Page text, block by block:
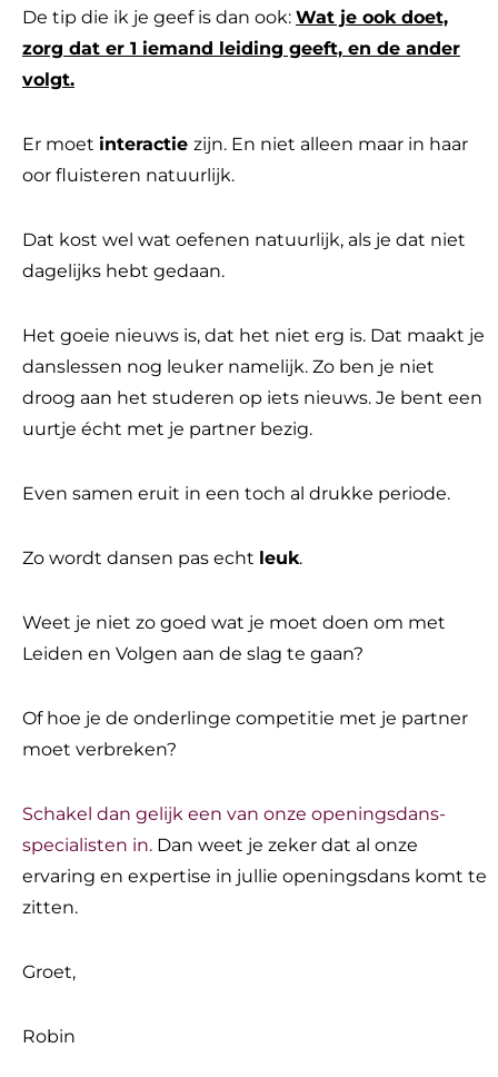
De tip die ik je geef is dan ook: Wat je ook doet,
zorg dat er 1 iemand leiding geeft, en de ander
volgt.
Er moet interactie zijn. En niet alleen maar in haar
oor fluisteren natuurlijk.
Dat kost wel wat oefenen natuurlijk, als je dat niet
dagelijks hebt gedaan.
Het goeie nieuws is, dat het niet erg is. Dat maakt je
danslessen nog leuker namelijk. Zo ben je niet
droog aan het studeren op iets nieuws. Je bent een
uurtje écht met je partner bezig.
Even samen eruit in een toch al drukke periode.
Zo wordt dansen pas echt leuk.
Weet je niet zo goed wat je moet doen om met
Leiden en Volgen aan de slag te gaan?
Of hoe je de onderlinge competitie met je partner
moet verbreken?
Schakel dan gelijk een van onze openingsdans-
specialisten in. Dan weet je zeker dat al onze
ervaring en expertise in jullie openingsdans komt te
zitten.
Groet,
Robin